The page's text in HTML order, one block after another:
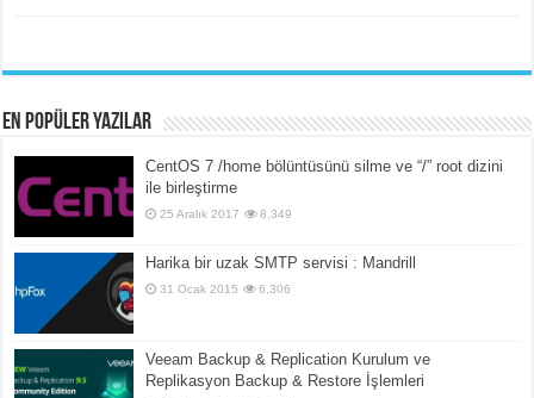
En popüler yazılar
CentOS 7 /home bölüntüsünü silme ve “/” root dizini
ile birleştirme
25 Aralık 2017 8,349
Harika bir uzak SMTP servisi : Mandrill
31 Ocak 2015 6,306
Veeam Backup & Replication Kurulum ve
Replikasyon Backup & Restore İşlemleri